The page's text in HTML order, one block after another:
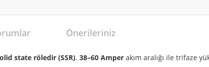
Önerileriniz
state röledir (SSR). 38–60 Amper akım aralığı ile trifaze